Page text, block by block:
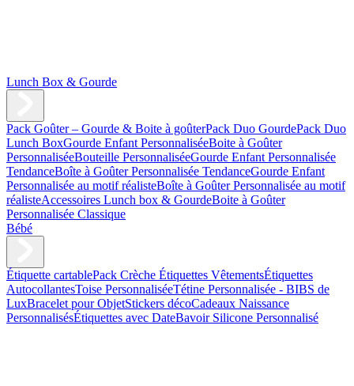
Lunch Box & Gourde
Pack Goûter – Gourde & Boite à goûterPack Duo GourdePack Duo
Lunch BoxGourde Enfant PersonnaliséeBoite à Goûter
PersonnaliséeBouteille PersonnaliséeGourde Enfant Personnalisée
TendanceBoîte à Goûter Personnalisée TendanceGourde Enfant
Personnalisée au motif réalisteBoîte à Goûter Personnalisée au motif
réalisteAccessoires Lunch box & GourdeBoite à Goûter
Personnalisée Classique
Bébé
Étiquette cartablePack Crèche Étiquettes VêtementsÉtiquettes
AutocollantesToise PersonnaliséeTétine Personnalisée - BIBS de
LuxBracelet pour ObjetStickers décoCadeaux Naissance
PersonnalisésÉtiquettes avec DateBavoir Silicone Personnalisé